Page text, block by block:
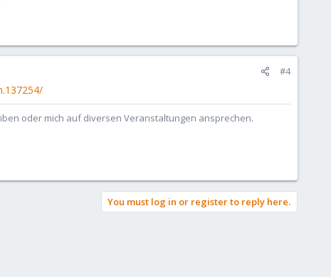
#4
oder mich auf diversen Veranstaltungen ansprechen.
You must log in or register to reply here.